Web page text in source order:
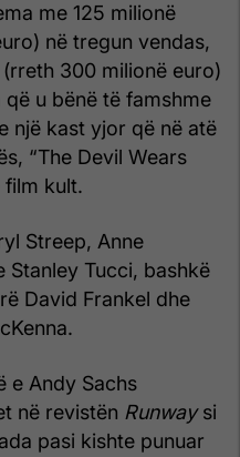
me 125 milionë
në tregun vendas,
300 milionë euro)
u bënë të famshme
një kast yjor që në atë
“The Devil Wears
film kult.
Streep, Anne
Stanley Tucci, bashkë
David Frankel dhe
e Andy Sachs
në revistën Runwaysi
pasi kishte punuar